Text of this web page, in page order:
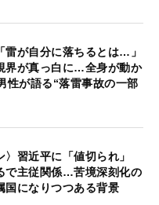
雷が自分に落ちるとは…」
界が真っ白に…全身が動か
性が語る“落雷事故の一部
〉習近平に「値切られ」
で主従関係…苦境深刻化の
国になりつつある背景